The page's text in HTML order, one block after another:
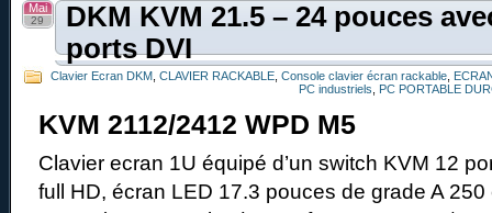
DKM KVM 21.5 – 24 pouces
ports DVI
Mai
29
Clavier Ecran DKM, CLAVIER RACKABLE, Console clavier écran rackable,
PC industriels, PC PORTABLE
KVM 2112/2412 WPD M5
Clavier ecran 1U équipé d’un switch KVM 12
full HD, écran LED 17.3 pouces de grade A 250